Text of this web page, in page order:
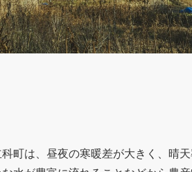
町は、昼夜の寒暖差が大きく、晴